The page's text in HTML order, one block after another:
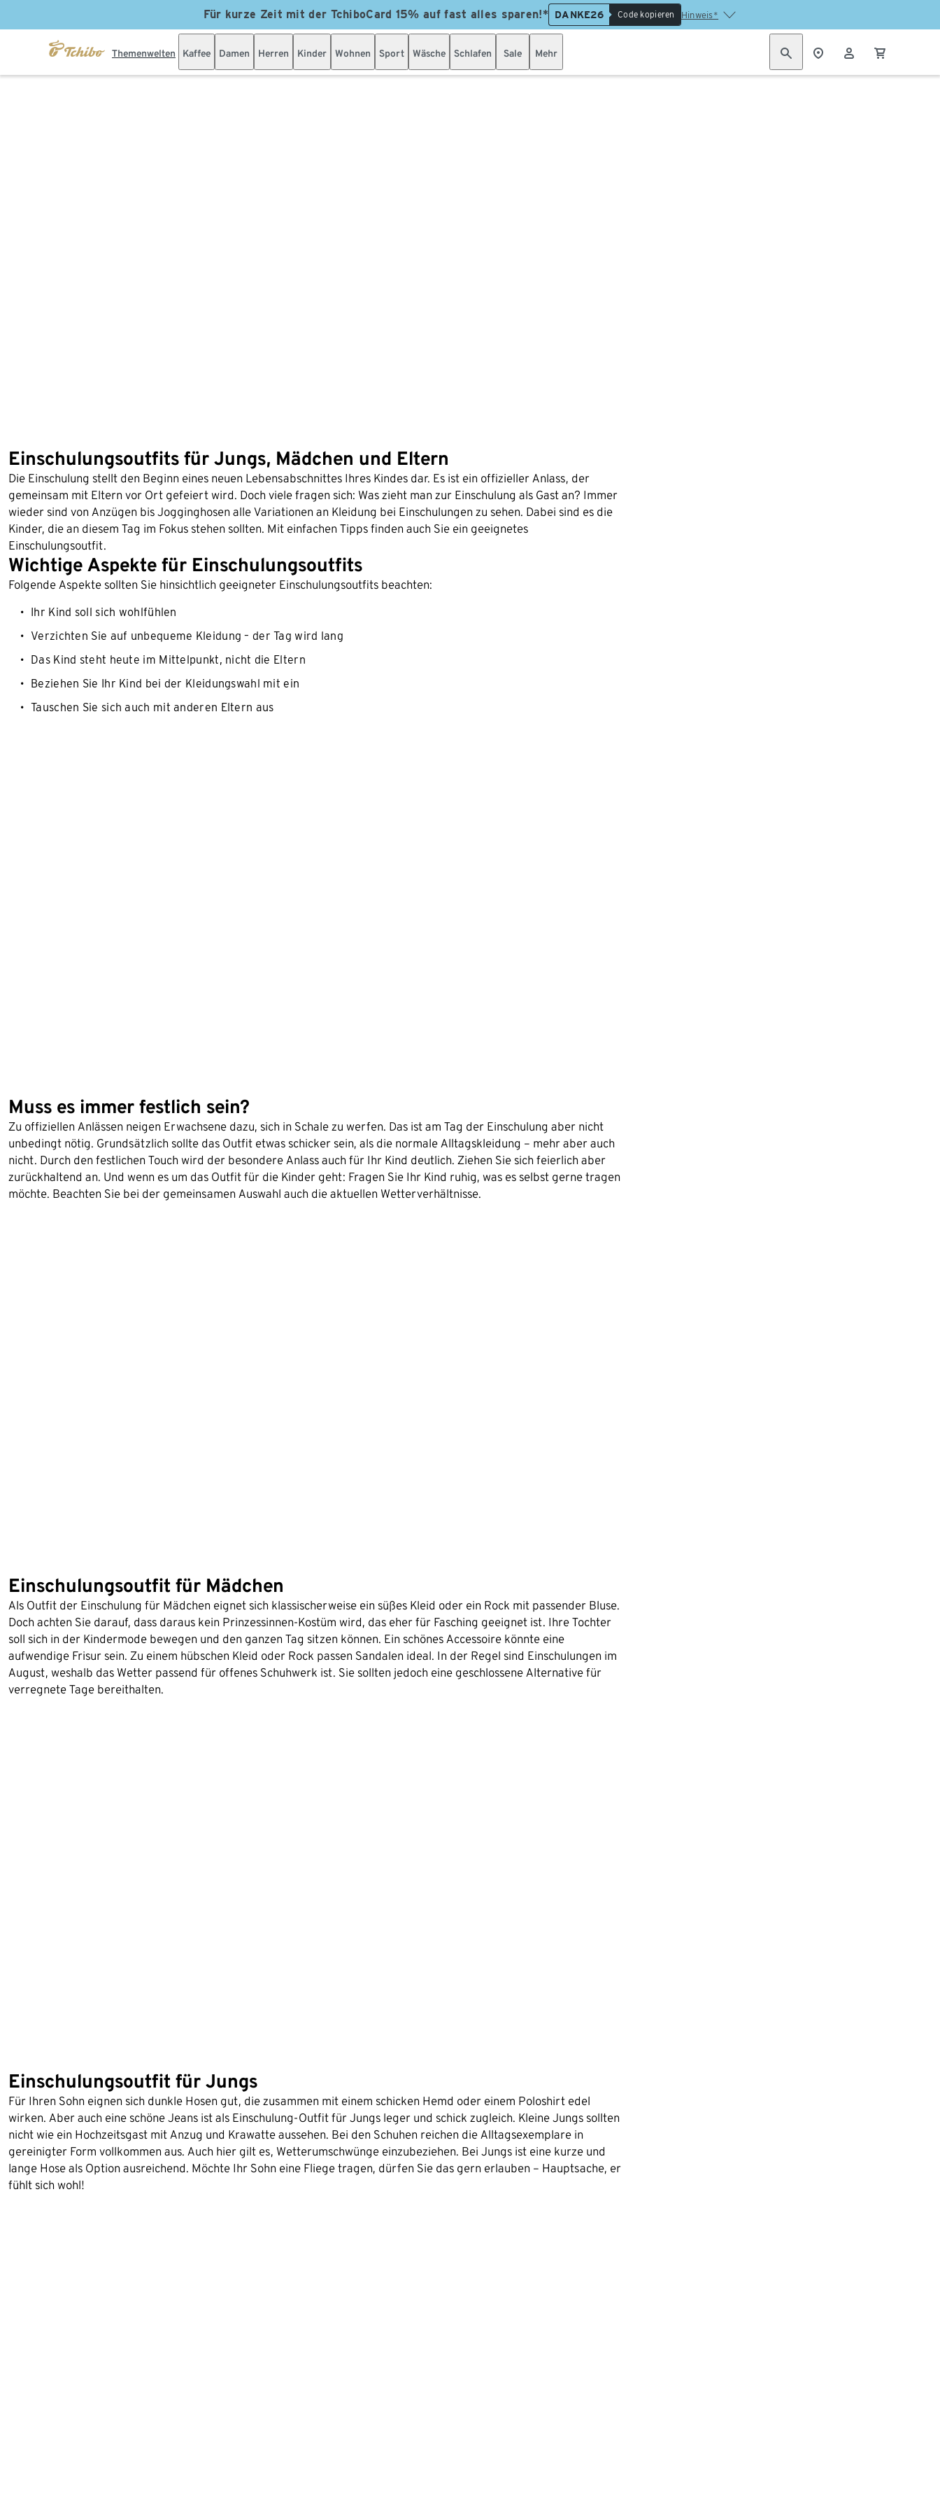
Für kurze Zeit mit der TchiboCard 15% auf fast alles sparen!* DANKE26 Code kopieren Hinweis*
Themenwelten Kaffee Damen Herren Kinder Wohnen Sport Wäsche Schlafen Sale Mehr
Einschulungsoutfits für Jungs, Mädchen und Eltern
Die Einschulung stellt den Beginn eines neuen Lebensabschnittes Ihres Kindes dar. Es ist ein offizieller Anlass, der
gemeinsam mit Eltern vor Ort gefeiert wird. Doch viele fragen sich: Was zieht man zur Einschulung als Gast an? Immer
wieder sind von Anzügen bis Jogginghosen alle Variationen an Kleidung bei Einschulungen zu sehen. Dabei sind es die
Kinder, die an diesem Tag im Fokus stehen sollten. Mit einfachen Tipps finden auch Sie ein geeignetes
Einschulungsoutfit.
Wichtige Aspekte für Einschulungsoutfits
Folgende Aspekte sollten Sie hinsichtlich geeigneter Einschulungsoutfits beachten:
Ihr Kind soll sich wohlfühlen
Verzichten Sie auf unbequeme Kleidung – der Tag wird lang
Das Kind steht heute im Mittelpunkt, nicht die Eltern
Beziehen Sie Ihr Kind bei der Kleidungswahl mit ein
Tauschen Sie sich auch mit anderen Eltern aus
Muss es immer festlich sein?
Zu offiziellen Anlässen neigen Erwachsene dazu, sich in Schale zu werfen. Das ist am Tag der Einschulung aber nicht
unbedingt nötig. Grundsätzlich sollte das Outfit etwas schicker sein, als die normale Alltagskleidung – mehr aber auch
nicht. Durch den festlichen Touch wird der besondere Anlass auch für Ihr Kind deutlich. Ziehen Sie sich feierlich aber
zurückhaltend an. Und wenn es um das Outfit für die Kinder geht: Fragen Sie Ihr Kind ruhig, was es selbst gerne tragen
möchte. Beachten Sie bei der gemeinsamen Auswahl auch die aktuellen Wetterverhältnisse.
Einschulungsoutfit für Mädchen
Als Outfit der Einschulung für Mädchen eignet sich klassischerweise ein süßes Kleid oder ein Rock mit passender Bluse.
Doch achten Sie darauf, dass daraus kein Prinzessinnen-Kostüm wird, das eher für Fasching geeignet ist. Ihre Tochter
soll sich in der Kindermode bewegen und den ganzen Tag sitzen können. Ein schönes Accessoire könnte eine
aufwendige Frisur sein. Zu einem hübschen Kleid oder Rock passen Sandalen ideal. In der Regel sind Einschulungen im
August, weshalb das Wetter passend für offenes Schuhwerk ist. Sie sollten jedoch eine geschlossene Alternative für
verregnete Tage bereithalten.
Einschulungsoutfit für Jungs
Für Ihren Sohn eignen sich dunkle Hosen gut, die zusammen mit einem schicken Hemd oder einem Poloshirt edel
wirken. Aber auch eine schöne Jeans ist als Einschulung-Outfit für Jungs leger und schick zugleich. Kleine Jungs sollten
nicht wie ein Hochzeitsgast mit Anzug und Krawatte aussehen. Bei den Schuhen reichen die Alltagsexemplare in
gereinigter Form vollkommen aus. Auch hier gilt es, Wetterumschwünge einzubeziehen. Bei Jungs ist eine kurze und
lange Hose als Option ausreichend. Möchte Ihr Sohn eine Fliege tragen, dürfen Sie das gern erlauben – Hauptsache, er
fühlt sich wohl!